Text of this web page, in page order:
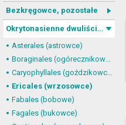
Bezkręgowce, pozostałe
Okrytonasienne dwuliścienne
Asterales (astrowce)
Boraginales (ogórecznikowce)
Caryophyllales (goździkowce)
Ericales (wrzosowce)
Fabales (bobowe)
Fagales (bukowce)